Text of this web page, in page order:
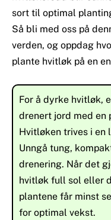
sort til optimal
Så bli med oss på
verden, og oppdag
plante hvitløk på en
For å dyrke hvitløk,
drenert jord med en
Hvitløken trives i en
Unngå tung,
drenering. Når det
hvitløk full sol eller
plantene får minst
for optimal vekst.